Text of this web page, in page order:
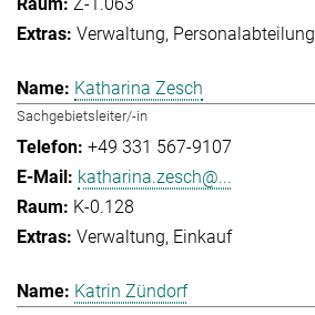
Verwaltung Personalabteilung
Katharina Zesch
Sachgebietsleiter/-in
+49 331 567-9107
katharina.zesch@...
K-0.128
Verwaltung Einkauf
Katrin Zündorf